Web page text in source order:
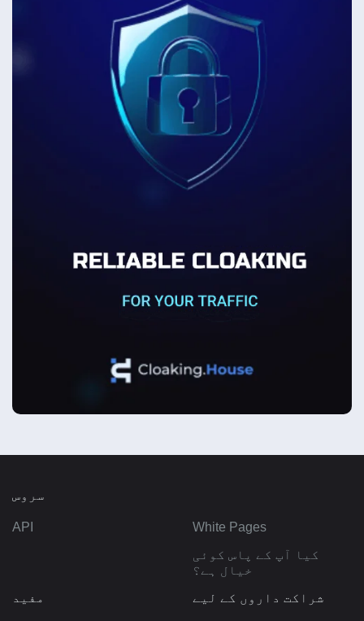
سروس
White Pages
API
کیا آپ کے پاس کوئی
خیال ہے؟
شراکت داروں کے لیے
مفید